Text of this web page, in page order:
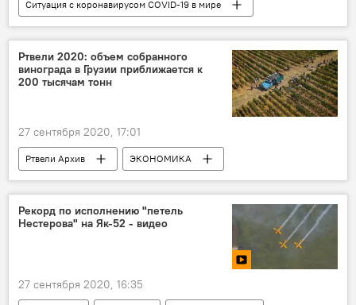
Ситуация с коронавирусом COVID-19 в мире
Кавказ
НОВОСТИ
Ртвели 2020: объем собранного
винограда в Грузии приближается к
200 тысячам тонн
27 сентября 2020, 17:01
Ртвели Архив
ЭКОНОМИКА
Грузия
НОВОСТИ
Рекорд по исполнению "петель
Нестерова" на Як-52 - видео
27 сентября 2020, 16:35